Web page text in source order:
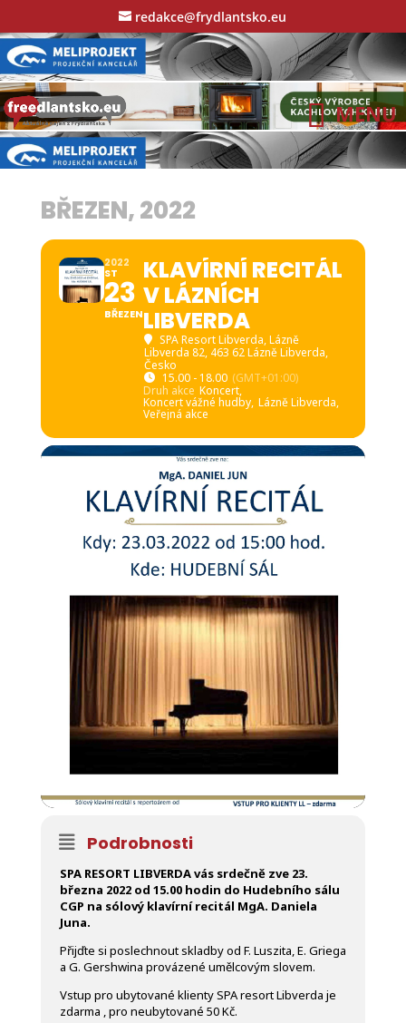
redakce@frydlantsko.eu
BŘEZEN, 2022
2022
ST
23
BŘEZEN
KLAVÍRNÍ RECITÁL
V LÁZNÍCH
LIBVERDA
SPA Resort Libverda, Lázně
Libverda 82, 463 62 Lázně Libverda,
Česko
15.00 - 18.00 (GMT+01:00)
Druh akce Koncert,
Koncert vážné hudby, Lázně Libverda,
Veřejná akce
Podrobnosti
SPA RESORT LIBVERDA vás srdečně zve 23.
března 2022 od 15.00 hodin do Hudebního sálu
CGP na sólový klavírní recitál MgA. Daniela
Juna.
Přijďte si poslechnout skladby od F. Luszita, E. Griega
a G. Gershwina provázené umělcovým slovem.
Vstup pro ubytované klienty SPA resort Libverda je
zdarma , pro neubytované 50 Kč.